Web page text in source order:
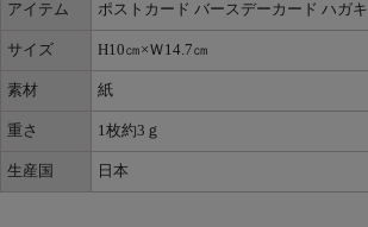
アイテム ポストカード バースデーカード ハガキ
サイズ H10㎝×Ｗ14.7㎝
素材 紙
重さ 1枚約3ｇ
生産国 日本